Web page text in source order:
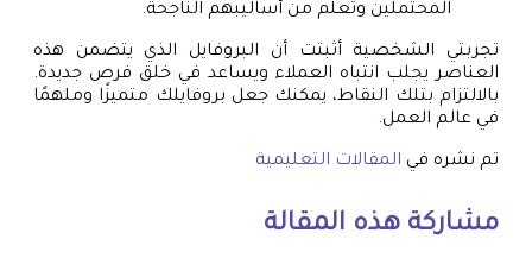
المحتملين وتعلم من أساليبهم الناجحة.
تجربتي الشخصية أثبتت أن البروفايل الذي يتضمن هذه
العناصر يجلب انتباه العملاء ويساعد في خلق فرص جديدة.
بالالتزام بتلك النقاط، يمكنك جعل بروفايلك متميزًا وملهمًا
في عالم العمل.
تم نشره في المقالات التعليمية
مشاركة هذه المقالة